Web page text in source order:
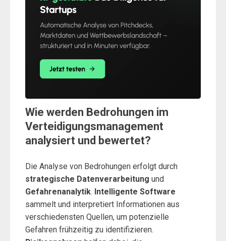
Wie werden Bedrohungen im
Verteidigungsmanagement
analysiert und bewertet?
Die Analyse von Bedrohungen erfolgt durch
strategische Datenverarbeitung und
Gefahrenanalytik. Intelligente Software
sammelt und interpretiert Informationen aus
verschiedensten Quellen, um potenzielle
Gefahren frühzeitig zu identifizieren.